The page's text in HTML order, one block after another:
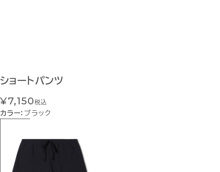
ショートパンツ
¥7,150税込
カラー： ブラック